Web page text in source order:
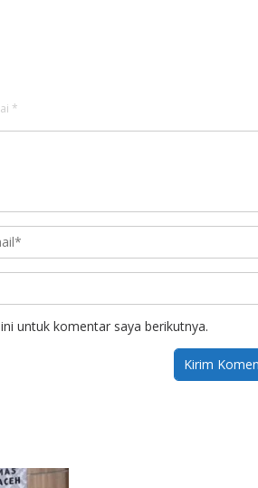
*
untuk komentar saya berikutnya.